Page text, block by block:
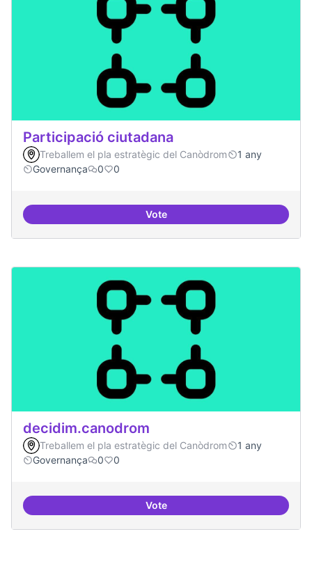
Participació ciutadana
Treballem el pla estratègic del Canòdrom
1 any
Governança
0 0
VoteParticipació ciutadana
decidim.canodrom
Treballem el pla estratègic del Canòdrom
1 any
Governança
0 0
Votedecidim.canodrom